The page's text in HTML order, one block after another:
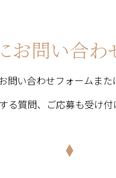
お問い合わ
問い合わせフォームまた
る質問、ご応募も受け付